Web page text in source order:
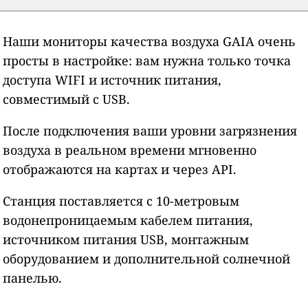
Наши мониторы качества воздуха GAIA очень
просты в настройке: вам нужна только точка
доступа WIFI и источник питания,
совместимый с USB.
После подключения ваши уровни загрязнения
воздуха в реальном времени мгновенно
отображаются на картах и через API.
Станция поставляется с 10-метровым
водонепроницаемым кабелем питания,
источником питания USB, монтажным
оборудованием и дополнительной солнечной
панелью.